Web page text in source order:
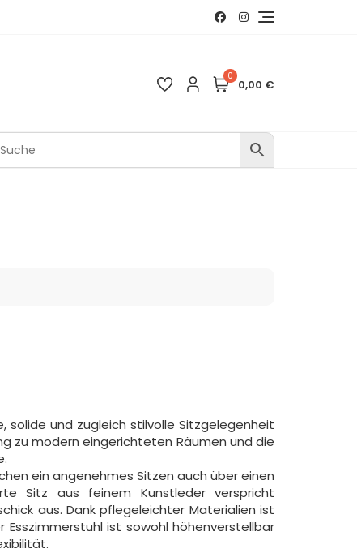
0
0,00 €
solide und zugleich stilvolle Sitzgelegenheit
zu modern eingerichteten Räumen und die
ein angenehmes Sitzen auch über einen
Sitz aus feinem Kunstleder verspricht
aus. Dank pflegeleichter Materialien ist
ist sowohl höhenverstellbar